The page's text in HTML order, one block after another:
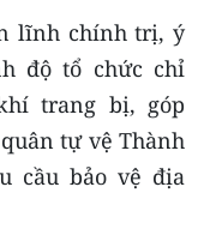
lĩnh chính trị, ý
độ tổ chức chỉ
trang bị, góp
tự vệ Thành
cầu bảo vệ địa